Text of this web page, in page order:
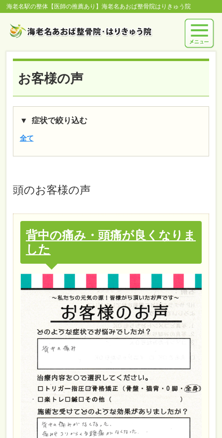
海老名駅の整体【医師の推薦あり】海老名あおば整骨院はりきゅう院
お客様の声
症状で絞り込む
全て
頭のお客様の声
背中の痛み・頭痛が良くなりま
した